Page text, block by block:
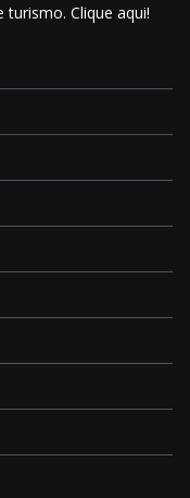
Clique aqui!